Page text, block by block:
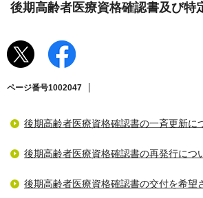
後期高齢者医療資格確認書及び特
ページ番号1002047
後期高齢者医療資格確認書の一斉更新に
後期高齢者医療資格確認書の再発行につ
後期高齢者医療資格確認書の交付を希望